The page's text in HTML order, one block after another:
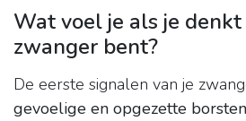
Wat voel je als je
zwanger bent?
De eerste signalen van je
gevoelige en opgezette